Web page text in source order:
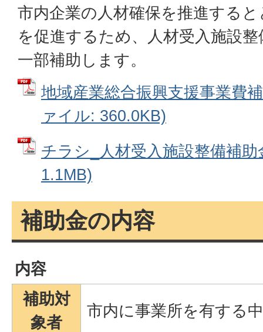
市内企業の人材確保を推進する
を促進するため、人材受入施設
一部補助します。
地域産業総合振興支援事業費
ァイル: 360.0KB)
チラシ_人材受入施設整備補
1.1MB)
補助金の内容
内容
補助対
象者
市内に事業所を有する